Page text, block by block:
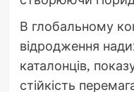
В глобальному
відродження
каталонців,
стійкість